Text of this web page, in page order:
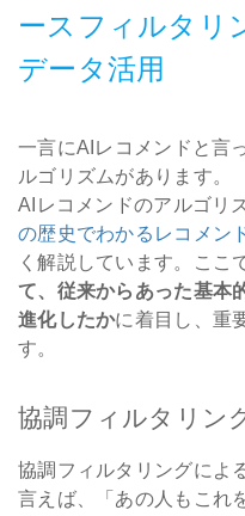
ースフィルタリ
データ活用
一言にAIレコメンドと言
ルゴリズムがあります。
AIレコメンドのアルゴリ
の歴史でわかるレコメン
く解説しています。ここ
て、従来からあった基本
進化したかに着目し、重
す。
協調フィルタリン
協調フィルタリングによ
言えば、「あの人もこれ